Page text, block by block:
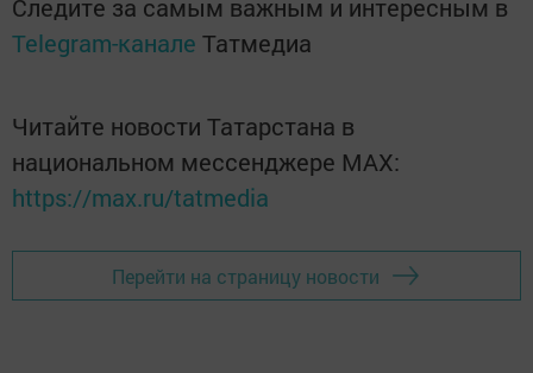
Следите за самым важным и интересным в
Telegram-канале Татмедиа
Читайте новости Татарстана в
национальном мессенджере MАХ:
https://max.ru/tatmedia
Перейти на страницу новости